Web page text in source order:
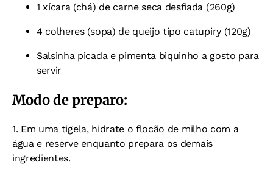
1 xícara (chá) de carne seca desfiada (260g)
4 colheres (sopa) de queijo tipo catupiry (120g)
Salsinha picada e pimenta biquinho a gosto para
servir
Modo de preparo:
1. Em uma tigela, hidrate o flocão de milho com a
água e reserve enquanto prepara os demais
ingredientes.